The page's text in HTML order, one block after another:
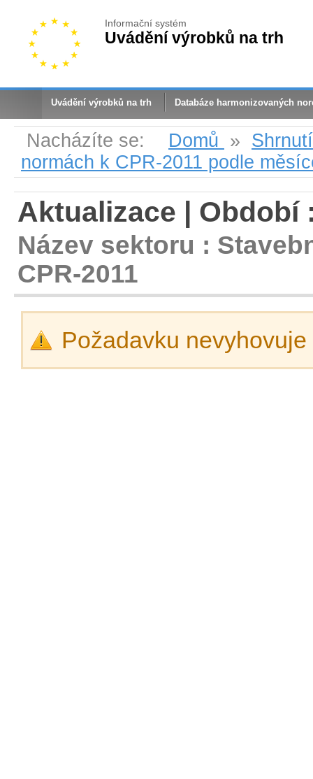
Informační systém
Uvádění výrobků na trh
Uvádění výrobků na trh Databáze harmonizovaných
Nacházíte se: Domů »
normách k CPR-2011 podle
Aktualizace | Období
Název sektoru :
CPR-2011
Požadavku